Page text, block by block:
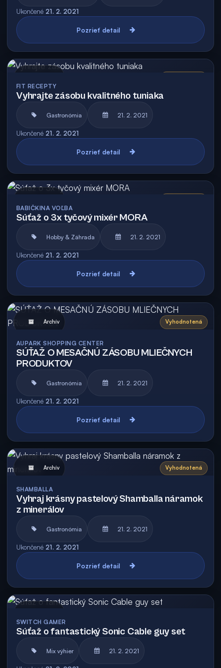
Ukončené 21. 2. 2021
Pozrieť detail
FIT RECEPTY
Vyhrajte zásobu kvalitného tuniaka
Gastronómia 21. 2. 2021
Ukončené 21. 2. 2021
Pozrieť detail
BABIČKINA VOĽBA
Súťaž o 3x tyčový mixér MORA
Hobby & Záhrada 21. 2. 2021
Ukončené 21. 2. 2021
Pozrieť detail
Archív Vyhodnotená
AUPARK SHOPPING CENTER
SÚŤAŽ O MESAČNÚ ZÁSOBU MLIEČNYCH
PRODUKTOV
Gastronómia 21. 2. 2021
Ukončené 21. 2. 2021
Pozrieť detail
Archív Vyhodnotená
SHAMBALLA
Vyhraj krásny pastelový Shamballa náramok
z minerálov
Gastronómia 21. 2. 2021
Ukončené 21. 2. 2021
Pozrieť detail
SWITCH GAMER
Súťaž o fantastický Sonic Cable guy set
Mix výhier 21. 2. 2021